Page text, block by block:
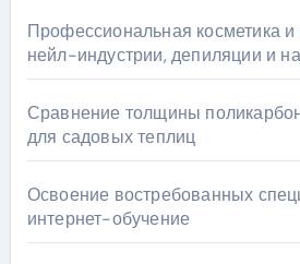
Профессиональная косметика
нейл-индустрии, депиляции и
Сравнение толщины
для садовых теплиц
Освоение востребованных
интернет-обучение